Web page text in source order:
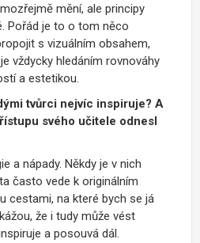
mění, ale principy
Pořád je to o tom něco
s vizuálním obsahem,
vždycky hledáním rovnováhy
a estetikou.
tvůrci nejvíc inspiruje? A
řístupu svého učitele odnesl
a nápady. Někdy je v nich
často vede k originálním
cestami, na které bych se já
že i tudy může vést
a posouvá dál.